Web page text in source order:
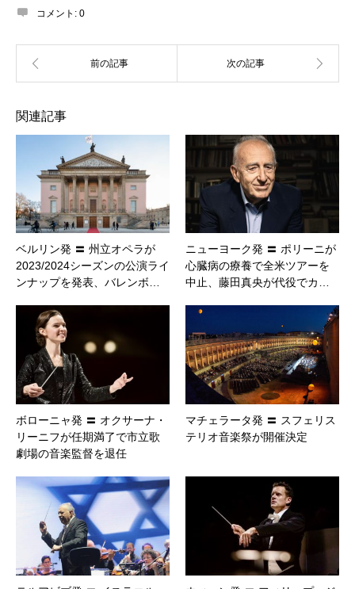
コメント: 0
関連記事
ベルリン発 〓 州立オペラが
2023/2024シーズンの公演ライ
ンナップを発表、バレンボ…
ニューヨーク発 〓 ポリーニが
心臓病の療養で全米ツアーを
中止、藤田真央が代役でカ…
ボローニャ発 〓 オクサーナ・
リーニフが任期満了で市立歌
劇場の音楽監督を退任
マチェラータ発 〓 スフェリス
テリオ音楽祭が開催決定